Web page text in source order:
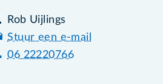
Rob Uijlings
Stuur een e-mail
06 22220766